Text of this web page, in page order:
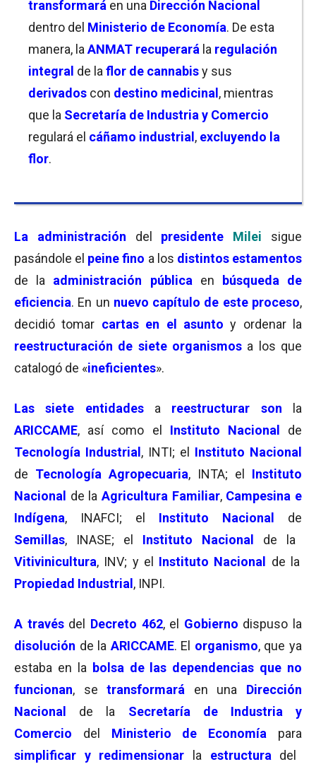
transformará en una Dirección Nacional
dentro del Ministerio de Economía. De esta
manera, la ANMAT recuperará la regulación
integral de la flor de cannabisy sus
derivados con destino medicinal , mientras
que la Secretaría de Industria y Comercio
regulará el cáñamo industrial , excluyendo la
flor.
La administración del presidente Milei
sigue
pasándole el peine fino a los distintos estamentos
de la administración pública en
búsqueda de
eficiencia. En un nuevo capítulo de este proceso,
decidió tomar cartas en el asunto y ordenar la
reestructuración de siete organismos a los que
catalogó de «ineficientes».
Las siete entidades a reestructurar son
la
ARICCAME, así como el Instituto Nacional
de
Tecnología Industrial , INTI; el Instituto Nacional
de Tecnología Agropecuaria, INTA; el Instituto
Nacional
de la Agricultura Familiar, Campesina e
Indígena, INAFCI; el Instituto Nacional
de
Semillas, INASE; el Instituto Nacional
de la
Vitivinicultura, INV; y el Instituto Nacional
de la
Propiedad Industrial , INPI.
A travésdel Decreto 462, el Gobierno dispuso la
disolución de la ARICCAME. El organismo, que ya
estaba en la bolsa de las dependencias que no
funcionan, setransformará en una Dirección
Nacional
de la Secretaría de Industria y
Comercio
del Ministerio de Economía para
simplificar y redimensionar
la estructura
del